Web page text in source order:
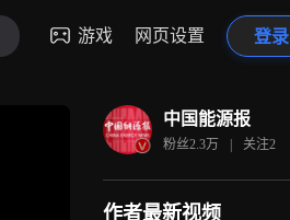
游戏 网页设置 登录
中国能源报
粉丝2.3万 | 关注2
作者最新视频